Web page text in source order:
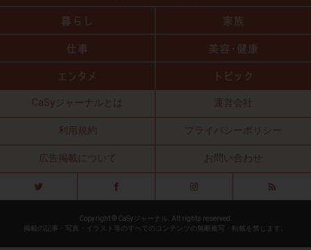
CaSyジャーナルとは 運営会社
利用規約 プライバシーポリシー
広告掲載について お問い合わせ
Copyright © CaSyジャーナル. All rights reserved.
掲載の記事・写真・イラスト等のすべてのコンテンツの無断複写・転載を禁じます。